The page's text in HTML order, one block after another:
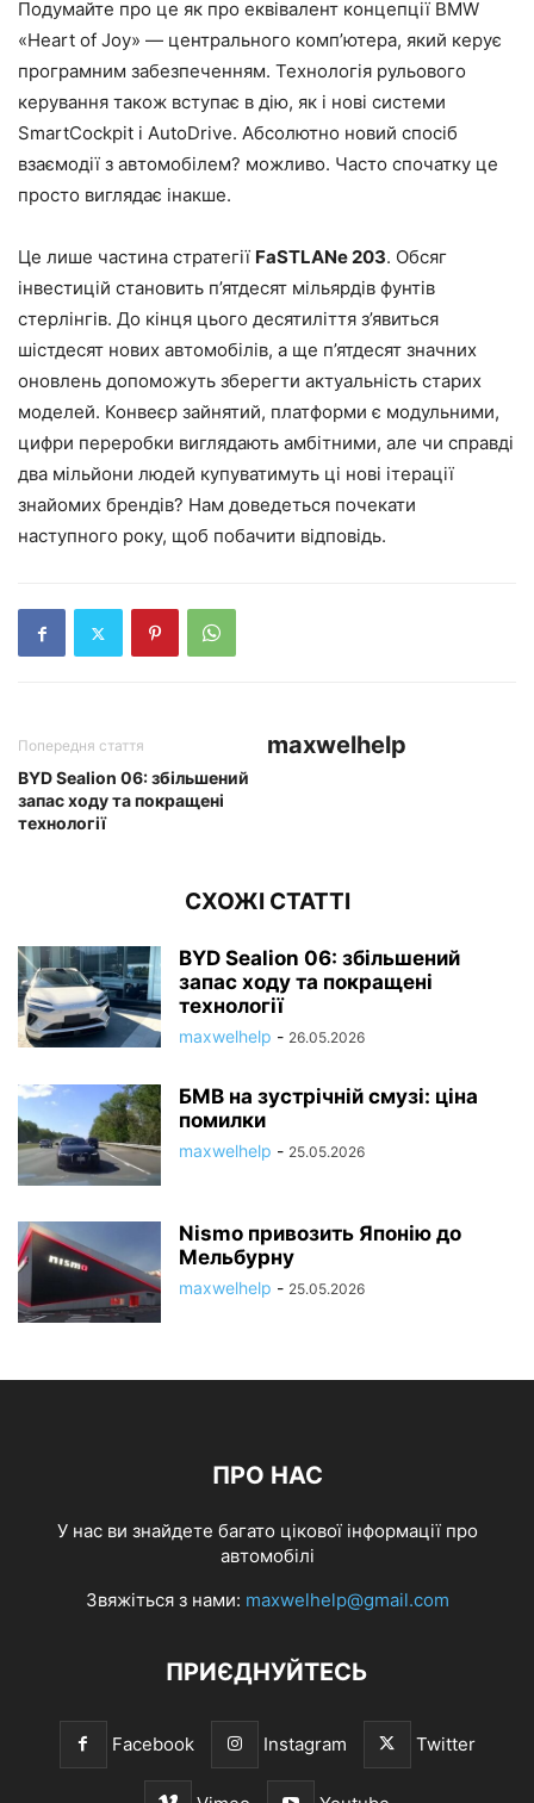
Подумайте про це як про еквівалент концепції BMW
«Heart of Joy» — центрального комп’ютера, який керує
програмним забезпеченням. Технологія рульового
керування також вступає в дію, як і нові системи
SmartCockpit і AutoDrive. Абсолютно новий спосіб
взаємодії з автомобілем? можливо. Часто спочатку це
просто виглядає інакше.
Це лише частина стратегії FaSTLANe 203. Обсяг
інвестицій становить п’ятдесят мільярдів фунтів
стерлінгів. До кінця цього десятиліття з’явиться
шістдесят нових автомобілів, а ще п’ятдесят значних
оновлень допоможуть зберегти актуальність старих
моделей. Конвеєр зайнятий, платформи є модульними,
цифри переробки виглядають амбітними, але чи справді
два мільйони людей купуватимуть ці нові ітерації
знайомих брендів? Нам доведеться почекати
наступного року, щоб побачити відповідь.
Попередня стаття
BYD Sealion 06: збільшений
запас ходу та покращені
технології
maxwelhelp
СХОЖІ СТАТТІ
BYD Sealion 06: збільшений
запас ходу та покращені
технології
maxwelhelp - 26.05.2026
БМВ на зустрічній смузі: ціна
помилки
maxwelhelp - 25.05.2026
Nismo привозить Японію до
Мельбурну
maxwelhelp - 25.05.2026
ПРО НАС
У нас ви знайдете багато цікової інформації про
автомобілі
Звяжіться з нами: maxwelhelp@gmail.com
ПРИЄДНУЙТЕСЬ
Facebook Instagram Twitter